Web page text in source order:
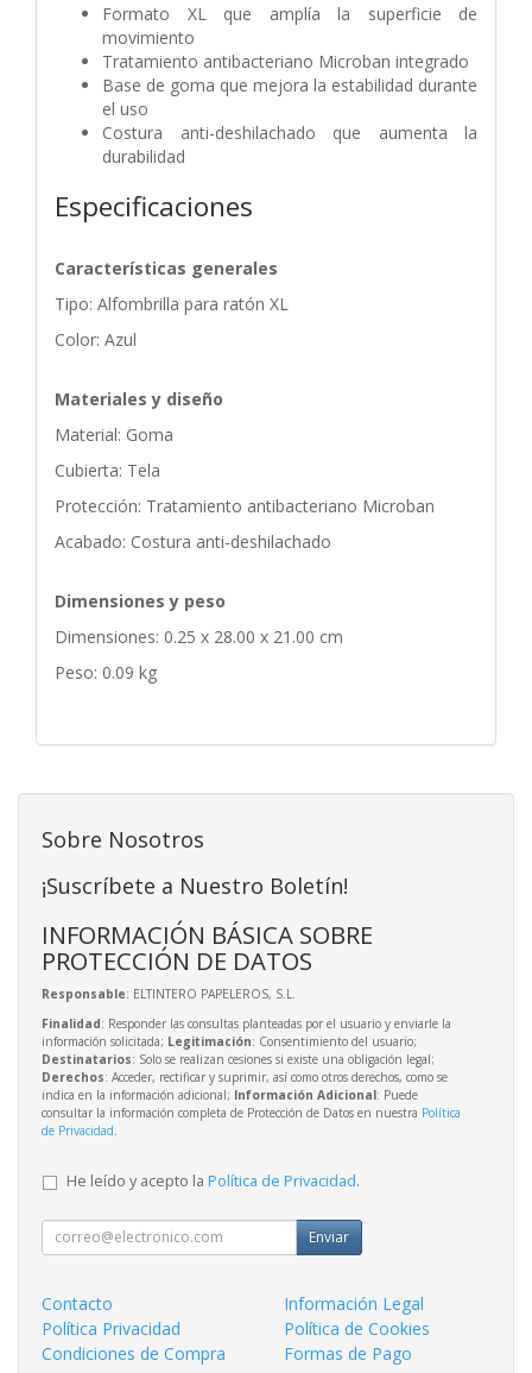
Formato XL que amplía la superficie de
movimiento
Tratamiento antibacteriano Microban integrado
Base de goma que mejora la estabilidad durante
el uso
Costura anti-deshilachado que aumenta la
durabilidad
Especificaciones
Características generales
Tipo: Alfombrilla para ratón XL
Color: Azul
Materiales y diseño
Material: Goma
Cubierta: Tela
Protección: Tratamiento antibacteriano Microban
Acabado: Costura anti-deshilachado
Dimensiones y peso
Dimensiones: 0.25 x 28.00 x 21.00 cm
Peso: 0.09 kg
Sobre Nosotros
¡Suscríbete a Nuestro Boletín!
INFORMACIÓN BÁSICA SOBRE
PROTECCIÓN DE DATOS
Responsable: ELTINTERO PAPELEROS, S.L.
Finalidad: Responder las consultas planteadas por el usuario y enviarle la
información solicitada; Legitimación: Consentimiento del usuario;
Destinatarios: Solo se realizan cesiones si existe una obligación legal;
Derechos: Acceder, rectificar y suprimir, así como otros derechos, como se
indica en la información adicional; Información Adicional: Puede
consultar la información completa de Protección de Datos en nuestra Política
de Privacidad
He leído y acepto la Política de Privacidad.
Enviar
Contacto
Información Legal
Política Privacidad
Política de Cookies
Condiciones de Compra
Formas de Pago